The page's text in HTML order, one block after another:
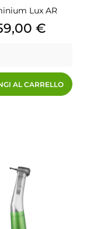
Lux AR
€
AL CARRELLO